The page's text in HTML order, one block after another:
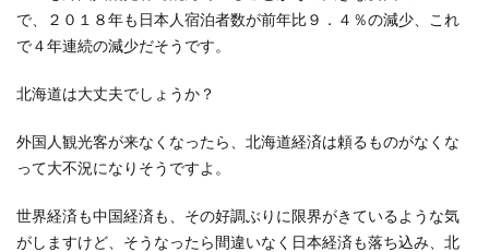
で、２０１８年も日本人宿泊者数が前年比９．４％の減少、これ
で４年連続の減少だそうです。
北海道は大丈夫でしょうか？
外国人観光客が来なくなったら、北海道経済は頼るものがなくな
って大不況になりそうですよ。
世界経済も中国経済も、その好調ぶりに限界がきているような気
がしますけど、そうなったら間違いなく日本経済も落ち込み、北